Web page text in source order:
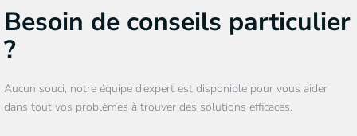
Besoin de conseils particulier
?
Aucun souci, notre équipe d’expert est disponible pour vous aider
dans tout vos problèmes à trouver des solutions éfficaces.